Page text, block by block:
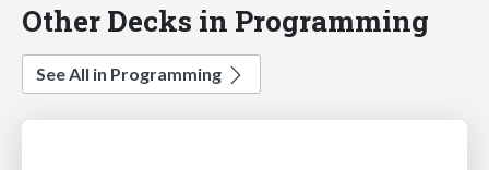
Other Decks in Programming
See All in Programming